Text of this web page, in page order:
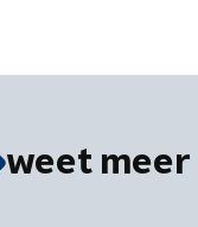
weet meer